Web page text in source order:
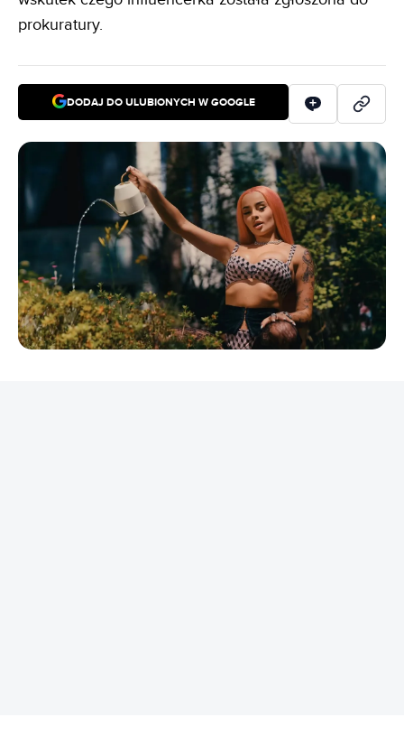
prokuratury.
DODAJ DO ULUBIONYCH W GOOGLE